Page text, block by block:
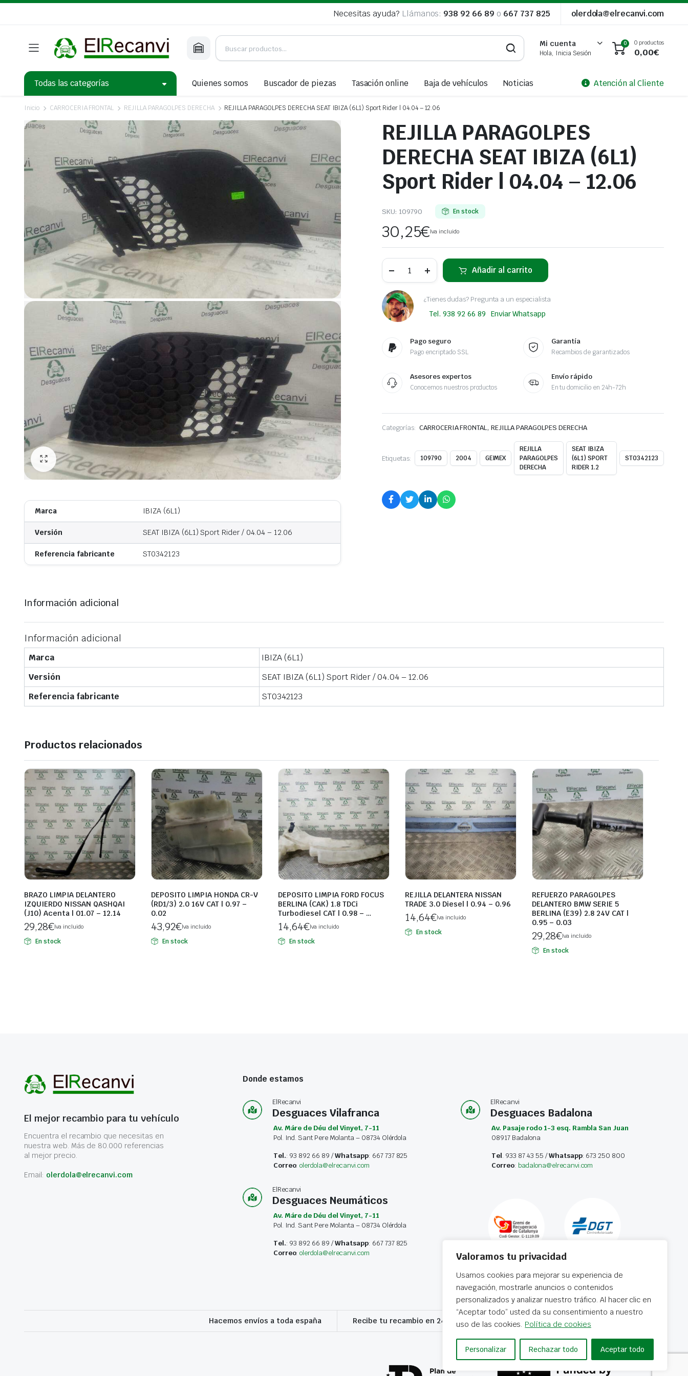
Valoramos tu privacidad
Usamos cookies para mejorar su experiencia de
navegación, mostrarle anuncios o contenidos
personalizados y analizar nuestro tráfico. Al hacer clic en
“Aceptar todo” usted da su consentimiento a nuestro
uso de las cookies. Política de cookies
Personalizar Rechazar todo Aceptar todo
Necesitas ayuda? Llámanos: 938 92 66 89 o 667 737 825 olerdola@elrecanvi.com
Mi cuenta
Hola, Inicia Sesión
0 0 productos
0,00€
Todas las categorías Quienes somos Buscador de piezas Tasación online Baja de vehículos Noticias Atención al Cliente
Inicio CARROCERIA FRONTAL REJILLA PARAGOLPES DERECHA REJILLA PARAGOLPES DERECHA SEAT IBIZA (6L1) Sport Rider | 04.04 – 12.06
Marca IBIZA (6L1)
Versión SEAT IBIZA (6L1) Sport Rider / 04.04 – 12.06
Referencia fabricante ST0342123
REJILLA PARAGOLPES
DERECHA SEAT IBIZA (6L1)
Sport Rider | 04.04 – 12.06
SKU: 109790 En stock
30,25€Iva incluido
PARAGOLPES
SEAT
IBIZA
(6L1)
Sport
Rider
04.04
Añadir al carrito
¿Tienes dudas? Pregunta a un especialista
Tel. 938 92 66 89 Enviar Whatsapp
Pago seguro
Pago encriptado SSL
Garantía
Recambios de garantizados
Asesores expertos
Conocemos nuestros productos
Envío rápido
En tu domicilio en 24h-72h
Categorías: CARROCERIA FRONTAL, REJILLA PARAGOLPES DERECHA
Etiquetas: 109790 2004 GEIMEX
REJILLA
PARAGOLPES
DERECHA
SEAT IBIZA
(6L1) SPORT
RIDER 1.2
ST0342123
Información adicional
Información adicional
Marca
IBIZA (6L1)
Versión
SEAT IBIZA (6L1) Sport Rider / 04.04 – 12.06
Referencia fabricante
ST0342123
Productos relacionados
BRAZO LIMPIA DELANTERO
IZQUIERDO NISSAN QASHQAI
(J10) Acenta | 01.07 – 12.14
29,28€Iva incluido
En stock
DEPOSITO LIMPIA HONDA CR-V
(RD1/3) 2.0 16V CAT | 0.97 –
0.02
43,92€Iva incluido
En stock
DEPOSITO LIMPIA FORD FOCUS
BERLINA (CAK) 1.8 TDCi
Turbodiesel CAT | 0.98 – …
14,64€Iva incluido
En stock
REJILLA DELANTERA NISSAN
TRADE 3.0 Diesel | 0.94 – 0.96
14,64€Iva incluido
En stock
REFUERZO PARAGOLPES
DELANTERO BMW SERIE 5
BERLINA (E39) 2.8 24V CAT |
0.95 – 0.03
29,28€Iva incluido
En stock
El mejor recambio para tu vehículo
Encuentra el recambio que necesitas en
nuestra web. Más de 80.000 referencias
al mejor precio.
Email: olerdola@elrecanvi.com
Donde estamos
ElRecanvi
Desguaces Vilafranca
Av. Máre de Déu del Vinyet, 7-11
Pol. Ind. Sant Pere Molanta – 08734 Olérdola
Tel.: 93 892 66 89 /Whatsapp: 667 737 825
Correo:olerdola@elrecanvi.com
ElRecanvi
Desguaces Neumáticos
Av. Máre de Déu del Vinyet, 7-11
Pol. Ind. Sant Pere Molanta – 08734 Olérdola
Tel.: 93 892 66 89 /Whatsapp: 667 737 825
Correo:olerdola@elrecanvi.com
ElRecanvi
Desguaces Badalona
Av. Pasaje rodo 1-3 esq. Rambla San Juan
08917 Badalona
Tel. 933 87 43 55 /Whatsapp: 673 250 800
Correo: badalona@elrecanvi.com
Hacemos envíos a toda españa Recibe tu recambio en 24-72 horas